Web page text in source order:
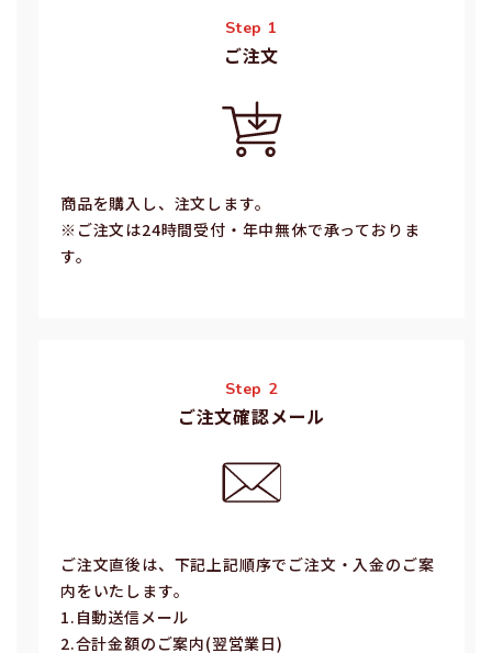
Step 1
ご注⽂
商品を購入し、注文します。
※ご注⽂は24時間受付・年中無休で承っておりま
す。
Step 2
ご注文確認メール
ご注⽂直後は、下記上記順序でご注⽂・⼊⾦のご案
内をいたします。
1.⾃動送信メール
2.合計⾦額のご案内(翌営業⽇)